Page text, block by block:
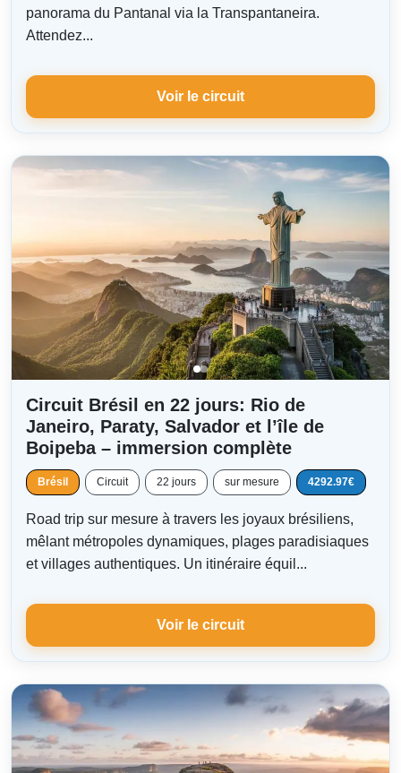
panorama du Pantanal via la Transpantaneira.
Attendez...
Voir le circuit
Circuit Brésil en 22 jours: Rio de
Janeiro, Paraty, Salvador et l’île de
Boipeba – immersion complète
Brésil Circuit 22 jours sur mesure 4292.97€
Road trip sur mesure à travers les joyaux brésiliens,
mêlant métropoles dynamiques, plages paradisiaques
et villages authentiques. Un itinéraire équil...
Voir le circuit